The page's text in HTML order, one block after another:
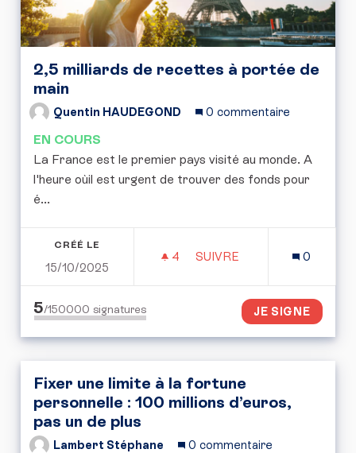
2,5 milliards de recettes à portée de
main
Quentin HAUDEGOND 0 commentaire
EN COURS
La France est le premier pays visité au monde. A
l'heure oùil est urgent de trouver des fonds pour
é...
CRÉÉ LE
15/10/2025
4 4 ABONNÉS
SUIVRE
0
5/150000 signatures JE SIGNE
Fixer une limite à la fortune
personnelle : 100 millions d’euros,
pas un de plus
Lambert Stéphane 0 commentaire